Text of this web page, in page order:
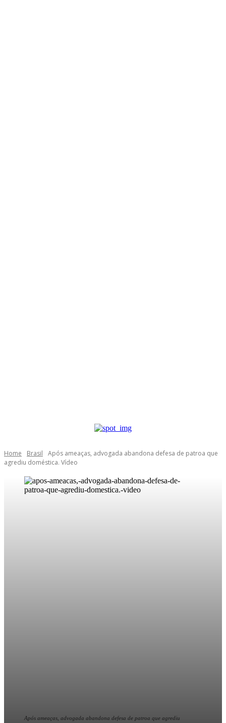
Home Brasil
Após ameaças, advogada abandona defesa de patroa que
agrediu doméstica. Vídeo
Após ameaças, advogada abandona defesa de patroa que agrediu